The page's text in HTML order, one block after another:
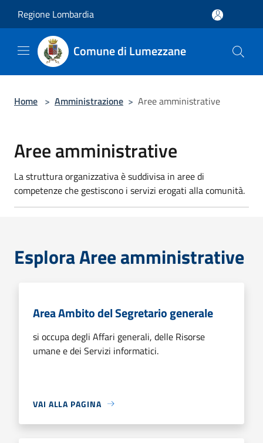
Regione Lombardia
Comune di Lumezzane
Home > Amministrazione > Aree amministrative
Aree amministrative
La struttura organizzativa è suddivisa in aree di
competenze che gestiscono i servizi erogati alla comunità.
Esplora Aree amministrative
Area Ambito del Segretario generale
si occupa degli Affari generali, delle Risorse
umane e dei Servizi informatici.
VAI ALLA PAGINA